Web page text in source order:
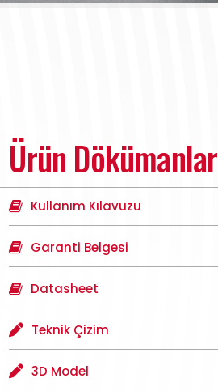
Ürün Dökümanlar
Kullanım Kılavuzu
Garanti Belgesi
Datasheet
Teknik Çizim
3D Model